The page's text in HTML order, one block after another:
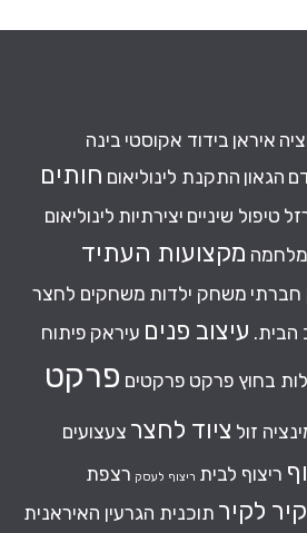
איראן בידוד אקוסטי בינה
הגאון התקנת לינוליאום חותים
טיפול שיניים יצירתיות לינוליאום
מלחמה מקצועות העתיד
משחק ילדות משחקים לחצר
הבית. עיצוב פנים עיראק פיתוח
בחוץ פרקט פרקטים פרקט
זול ציוד לחצר צעצועים
ריצוף לבית ריצוף לעסק רצפת
לקיר תוכנית הגרעין האיראנית